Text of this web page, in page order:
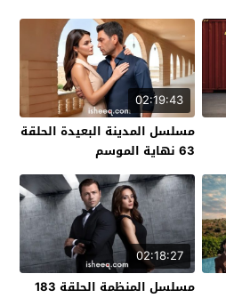
02:19:43
مسلسل المدينة البعيدة الحلقة
63 نهاية الموسم
02:18:27
مسلسل المنظمة الحلقة 183